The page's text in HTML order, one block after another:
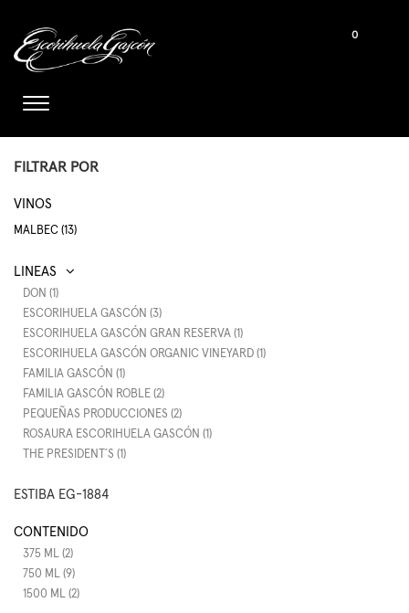
0
FILTRAR POR
VINOS
MALBEC (13)
DON (1)
ESCORIHUELA GASCÓN (3)
ESCORIHUELA GASCÓN GRAN RESERVA (1)
ESCORIHUELA GASCÓN ORGANIC VINEYARD (1)
FAMILIA GASCÓN (1)
FAMILIA GASCÓN ROBLE (2)
PEQUEÑAS PRODUCCIONES (2)
ROSAURA ESCORIHUELA GASCÓN (1)
THE PRESIDENT´S (1)
ESTIBA EG-1884
CONTENIDO
375 ML (2)
750 ML (9)
1500 ML (2)